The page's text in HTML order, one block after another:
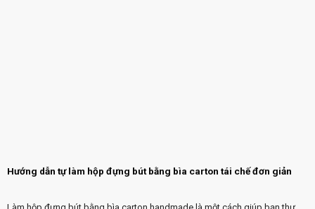
Hướng dẫn tự làm hộp đựng bút bằng bìa carton tái chế đơn giản